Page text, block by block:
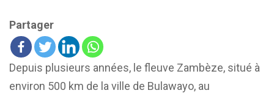
Partager
Depuis plusieurs années, le fleuve Zambèze, situé à
environ 500 km de la ville de Bulawayo, au